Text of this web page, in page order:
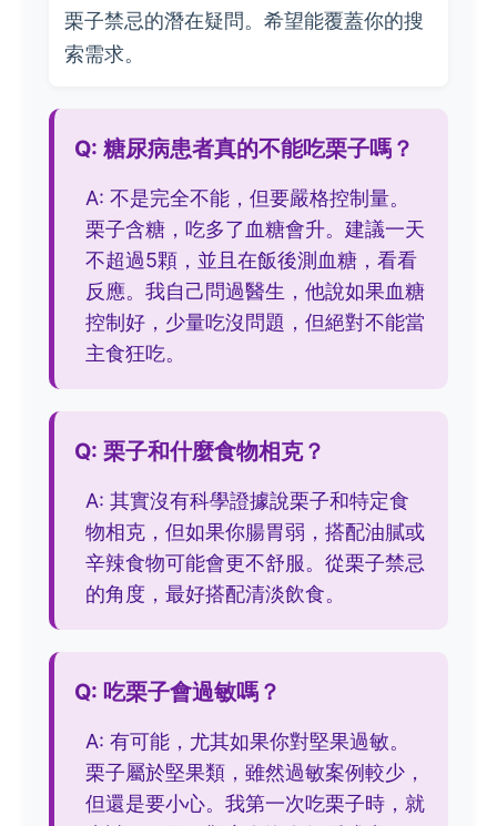
栗子禁忌的潛在疑問。希望能覆蓋你的搜
索需求。
Q: 糖尿病患者真的不能吃栗子嗎？
A: 不是完全不能，但要嚴格控制量。
栗子含糖，吃多了血糖會升。建議一天
不超過5顆，並且在飯後測血糖，看看
反應。我自己問過醫生，他說如果血糖
控制好，少量吃沒問題，但絕對不能當
主食狂吃。
Q: 栗子和什麼食物相克？
A: 其實沒有科學證據說栗子和特定食
物相克，但如果你腸胃弱，搭配油膩或
辛辣食物可能會更不舒服。從栗子禁忌
的角度，最好搭配清淡飲食。
Q: 吃栗子會過敏嗎？
A: 有可能，尤其如果你對堅果過敏。
栗子屬於堅果類，雖然過敏案例較少，
但還是要小心。我第一次吃栗子時，就